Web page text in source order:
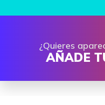
¿Quieres
AÑADE